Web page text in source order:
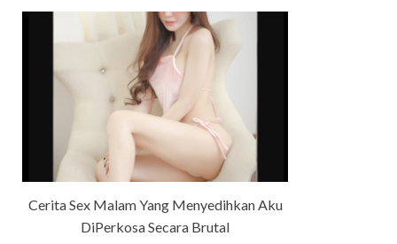
Cerita Sex Malam Yang Menyedihkan Aku
DiPerkosa Secara Brutal